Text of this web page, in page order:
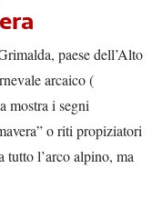
paese dell’Alto
arcaico (
mostra i segni
o riti propiziatori
tutto l’arco alpino, ma